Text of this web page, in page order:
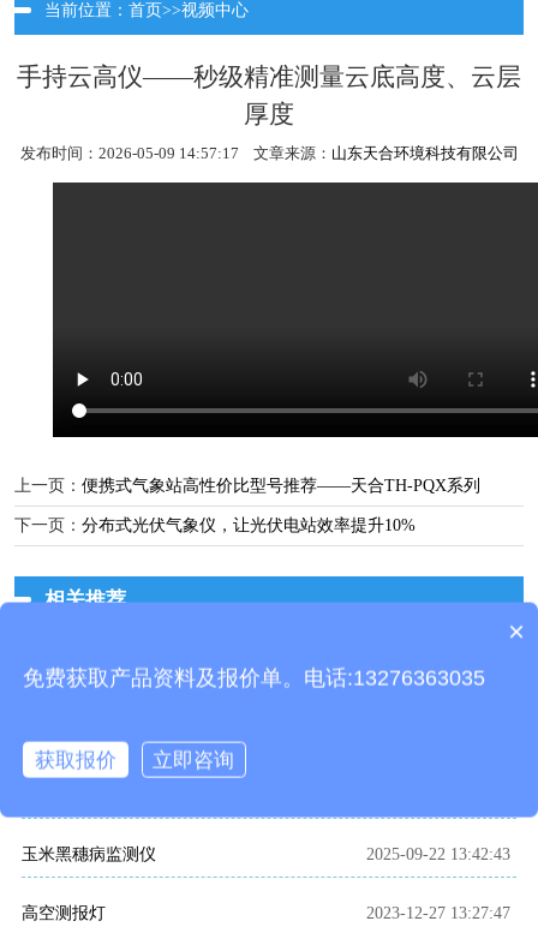
当前位置： 首页>>视频中心
手持云高仪——秒级精准测量云底高度、云层
厚度
发布时间：2026-05-09 14:57:17 文章来源： 山东天合环境科技有限公司
上一页： 便携式气象站高性价比型号推荐——天合TH-PQX系列
下一页： 分布式光伏气象仪，让光伏电站效率提升10%
相关推荐
相关文章
智慧农业气象站
玉米黑穗病监测仪 2025-09-22 13:42:43
高空测报灯 2023-12-27 13:27:47
产品包含安装吗？
×
免费获取产品资料及报价单。电话:13276363035
获取报价 立即咨询